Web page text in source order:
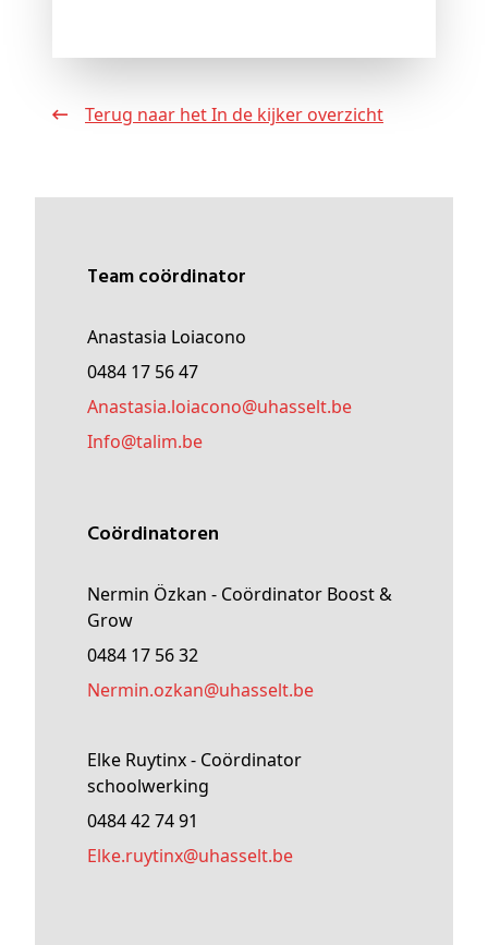
Terug naar het In de kijker overzicht
Team coördinator
Anastasia Loiacono
0484 17 56 47
anastasia.loiacono@uhasselt.be
Info@talim.be
Coördinatoren
Nermin Özkan - Coördinator Boost &
Grow
0484 17 56 32
nermin.ozkan@uhasselt.be
Elke Ruytinx - Coördinator
schoolwerking
0484 42 74 91
elke.ruytinx@uhasselt.be